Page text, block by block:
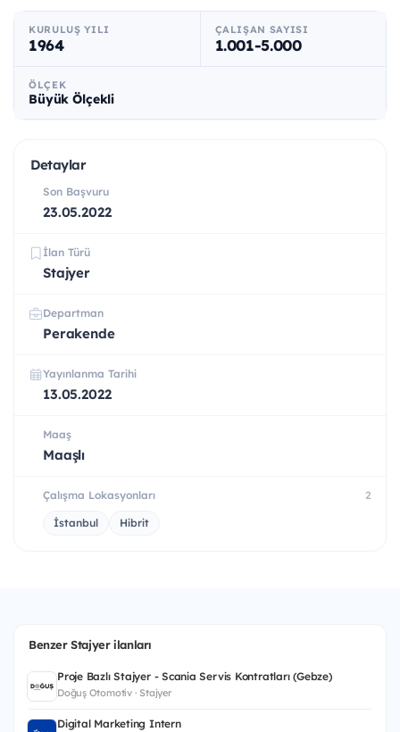
KURULUŞ YILI
1964
ÇALIŞAN SAYISI
1.001-5.000
ÖLÇEK
Büyük Ölçekli
Detaylar
Son Başvuru
23.05.2022
İlan Türü
Stajyer
Departman
Perakende
Yayınlanma Tarihi
13.05.2022
Maaş
Maaşlı
Çalışma Lokasyonları 2
İstanbul Hibrit
Benzer Stajyer ilanları
Proje Bazlı Stajyer - Scania Servis Kontratları (Gebze)
Doğuş Otomotiv · Stajyer
Digital Marketing Intern